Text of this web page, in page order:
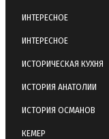
ИНТЕРЕСНОЕ
ИНТЕРЕСНОЕ
ИСТОРИЧЕСКАЯ КУХНЯ
ИСТОРИЯ АНАТОЛИИ
ИСТОРИЯ ОСМАНОВ
КЕМЕР